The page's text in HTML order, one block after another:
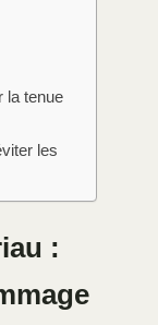
la tenue
les
: